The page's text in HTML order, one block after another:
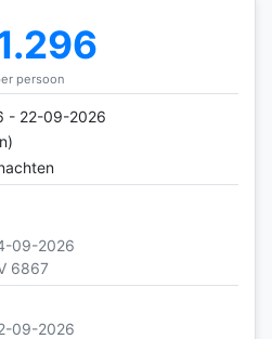
persoon
- 22-09-2026
09-2026
6867
09-2026